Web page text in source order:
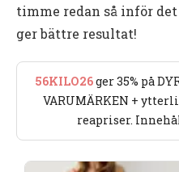
timme redan så inför
ger bättre resultat!
56KILO26ger 35% på
VARUMÄRKEN +
reapriser.